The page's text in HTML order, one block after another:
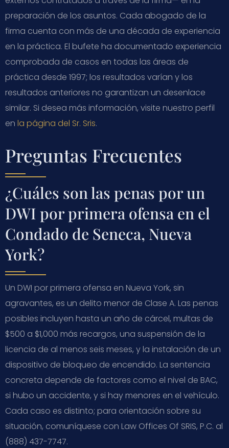
preparación de los asuntos. Cada abogado de la
firma cuenta con más de una década de experiencia
en la práctica. El bufete ha documentado experiencia
comprobada de casos en todas las áreas de
práctica desde 1997; los resultados varían y los
resultados anteriores no garantizan un desenlace
similar. Si desea más información, visite nuestro perfil
en la página del Sr. Sris.
Preguntas Frecuentes
¿Cuáles son las penas por un
DWI por primera ofensa en el
Condado de Seneca, Nueva
York?
Un DWI por primera ofensa en Nueva York, sin
agravantes, es un delito menor de Clase A. Las penas
posibles incluyen hasta un año de cárcel, multas de
$500 a $1,000 más recargos, una suspensión de la
licencia de al menos seis meses, y la instalación de un
dispositivo de bloqueo de encendido. La sentencia
concreta depende de factores como el nivel de BAC,
si hubo un accidente, y si hay menores en el vehículo.
Cada caso es distinto; para orientación sobre su
situación, comuníquese con Law Offices Of SRIS, P.C. al
(888) 437-7747.